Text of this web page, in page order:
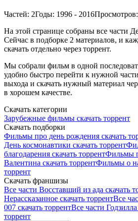
Частей: 2Годы: 1996 - 2016
На этой странице собраны все части
Сейчас в подборке 2 материалов, и
скачать отдельно через торрент.
Мы собрали фильм в одной
удобно быстро перейти к нужной
выхода и скачать нужный материал
в хорошем качестве.
Скачать категории
Зарубежные фильмы скачать торрент
Скачать подборки
Фильмы про день рождения скачать
День космонавтики скачать торрент
благодарения скачать торрентФильмы
Валентина скачать торрентФильмы о
торрент
Скачать франшизы
Все части Восставший из ада скачать
Нерассказанное скачать торрентВсе
007 скачать торрентВсе части
торрент